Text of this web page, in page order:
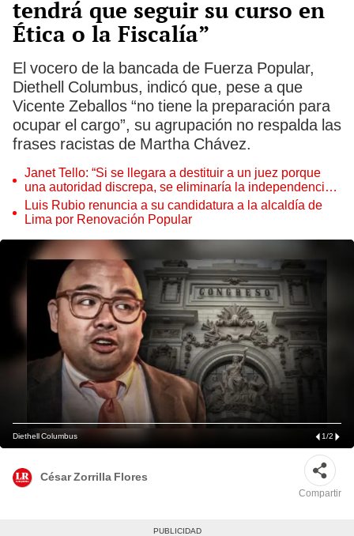
tendrá que seguir su curso en
Ética o la Fiscalía”
El vocero de la bancada de Fuerza Popular,
Diethell Columbus, indicó que, pese a que
Vicente Zeballos “no tiene la preparación para
ocupar el cargo”, su agrupación no respalda las
frases racistas de Martha Chávez.
Janet Tello: “Si se llegara a destituir a un juez porque
una autoridad discrepa, se eliminaría la independencia
judicial”
Luis Rubio renuncia a su candidatura a la alcaldía de
Lima por Renovación Popular
Diethell Columbus 1/2
César Zorrilla Flores
Compartir